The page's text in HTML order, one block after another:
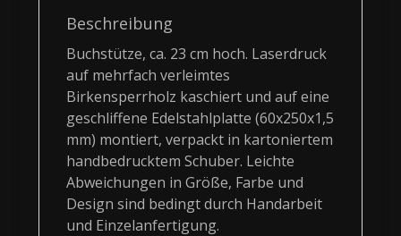
Beschreibung
Buchstütze, ca. 23 cm hoch. Laserdruck
auf mehrfach verleimtes
Birkensperrholz kaschiert und auf eine
geschliffene Edelstahlplatte (60x250x1,5
mm) montiert, verpackt in kartoniertem
handbedrucktem Schuber. Leichte
Abweichungen in Größe, Farbe und
Design sind bedingt durch Handarbeit
und Einzelanfertigung.